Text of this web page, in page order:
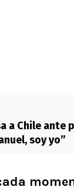
a Chile ante
soy yo”